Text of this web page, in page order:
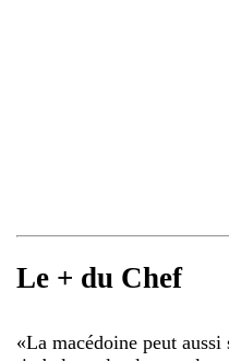
Le + du Chef
«La macédoine peut